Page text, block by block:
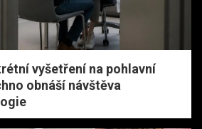
vyšetření na pohlavní
obnáší návštěva